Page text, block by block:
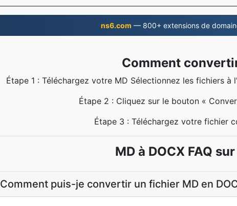
ns6.com — 800+ extensions de
Comment
Étape 1 : Téléchargez votre MD Sélectionnez les fichiers
Étape 2 : Cliquez sur le bouton «
Étape 3 : Téléchargez votre fichier
MD à DOCX FAQ
Comment puis-je convertir un fichier MD en